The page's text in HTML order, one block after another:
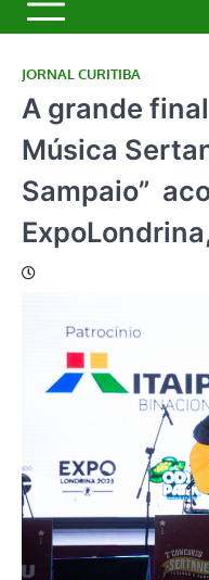
JORNAL CURITIBA
A grande
Música
Sampaio”